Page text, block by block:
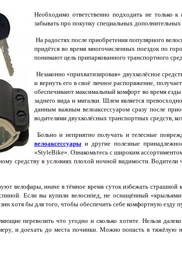
Необходимо ответственно подходить не только
забывать про покупку специальных дополнительных
На радостях после приобретения популярного
придётся во время многочисленных поездок по
понимают цель припаркованного транспортного
Незаконно «прихватизировав» двухколёсное
и вернуть его в своё личное распоряжение,
обеспечивают максимальный комфорт во время
заднего вида и мигалки. Шлем является
данным важным велоаксессуаром сразу после
водителями двухколёсных транспортных средств,
Больно и неприятно получать и телесные
велоаксессуары и другие полезные
«StyleBike». Ознакомьтесь с широким
средству в условиях плохой ночной видимости.
велофары, иначе в тёмное время суток избежать страшной
Если вы купили велосипед, не оснащённый
хотя бы для того, чтобы обеспечить себе комфортную езду
перевозить что угодно и сколько хотите. Нельзя
и доехать до места починки. Можно попасть в тяжёлую